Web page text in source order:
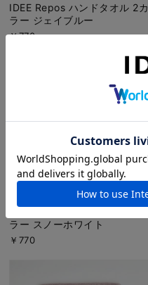
IDEE Repos ハンドタオル 2カ
ラー ジェイブルー
￥770
ラー スノーホワイト
￥770